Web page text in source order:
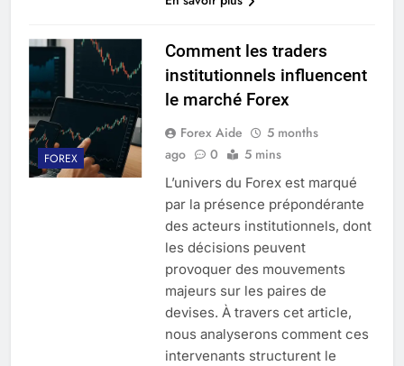
FOREX
Comment les traders
institutionnels influencent
le marché Forex
Forex Aide
5 months
ago
0 5 mins
L’univers du Forex est marqué
par la présence prépondérante
des acteurs institutionnels, dont
les décisions peuvent
provoquer des mouvements
majeurs sur les paires de
devises. À travers cet article,
nous analyserons comment ces
intervenants structurent le